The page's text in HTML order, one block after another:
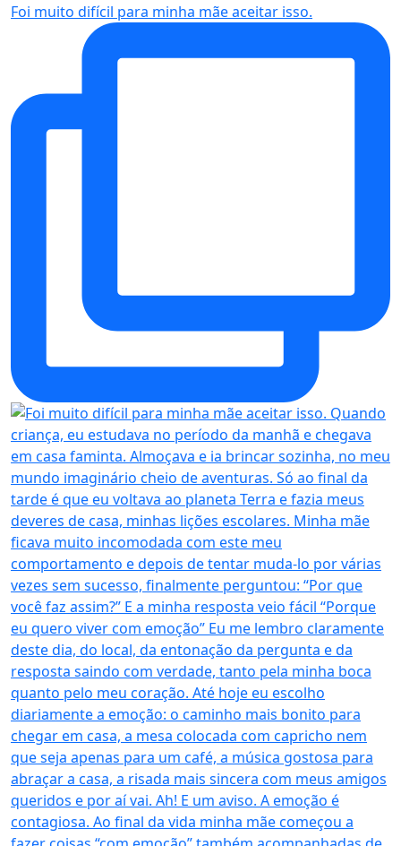
Foi muito difícil para minha mãe aceitar isso.